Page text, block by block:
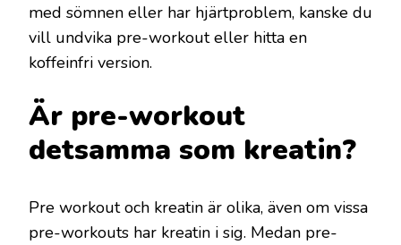
med sömnen eller har hjärtproblem, kanske du
vill undvika pre-workout eller hitta en
koffeinfri version.
Är pre-workout
detsamma som kreatin?
Pre workout och kreatin är olika, även om vissa
pre-workouts har kreatin i sig. Medan pre-